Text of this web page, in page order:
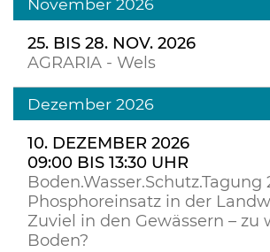
November 2026
25. BIS 28. NOV. 2026
AGRARIA - Wels
Dezember 2026
10. DEZEMBER 2026
09:00 BIS 13:30 UHR
Boden.Wasser.Schutz.Tagung
Phosphoreinsatz in der
Zuviel in den Gewässern – zu
Boden?